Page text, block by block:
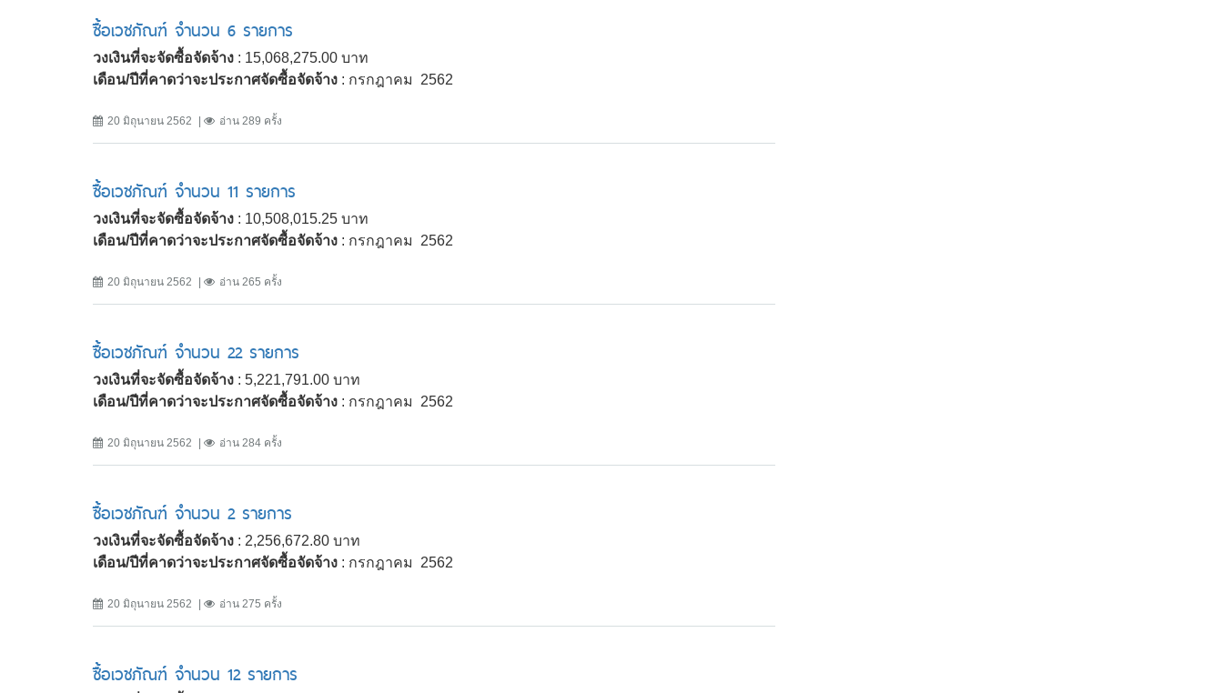
ซื้อเวชภัณฑ์ จำนวน 6 รายการ
วงเงินที่จะจัดซื้อจัดจ้าง : 15,068,275.00 บาท
เดือน/ปีที่คาดว่าจะประกาศจัดซื้อจัดจ้าง : กรกฎาคม 2562
20 มิถุนายน 2562 อ่าน 289 ครั้ง
ซื้อเวชภัณฑ์ จำนวน 11 รายการ
วงเงินที่จะจัดซื้อจัดจ้าง : 10,508,015.25 บาท
เดือน/ปีที่คาดว่าจะประกาศจัดซื้อจัดจ้าง : กรกฎาคม 2562
20 มิถุนายน 2562 อ่าน 265 ครั้ง
ซื้อเวชภัณฑ์ จำนวน 22 รายการ
วงเงินที่จะจัดซื้อจัดจ้าง : 5,221,791.00 บาท
เดือน/ปีที่คาดว่าจะประกาศจัดซื้อจัดจ้าง : กรกฎาคม 2562
20 มิถุนายน 2562 อ่าน 284 ครั้ง
ซื้อเวชภัณฑ์ จำนวน 2 รายการ
วงเงินที่จะจัดซื้อจัดจ้าง : 2,256,672.80 บาท
เดือน/ปีที่คาดว่าจะประกาศจัดซื้อจัดจ้าง : กรกฎาคม 2562
20 มิถุนายน 2562 อ่าน 275 ครั้ง
ซื้อเวชภัณฑ์ จำนวน 12 รายการ